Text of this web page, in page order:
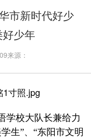
市新时代好少
少年
来源：
学校大队长兼给力
生”、“东阳市文明